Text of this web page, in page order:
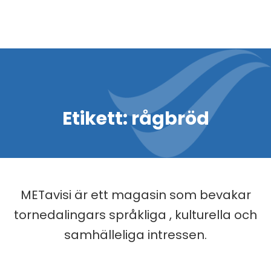
Etikett:rågbröd
METavisi är ett magasin som bevakar
tornedalingars språkliga , kulturella och
samhälleliga intressen.